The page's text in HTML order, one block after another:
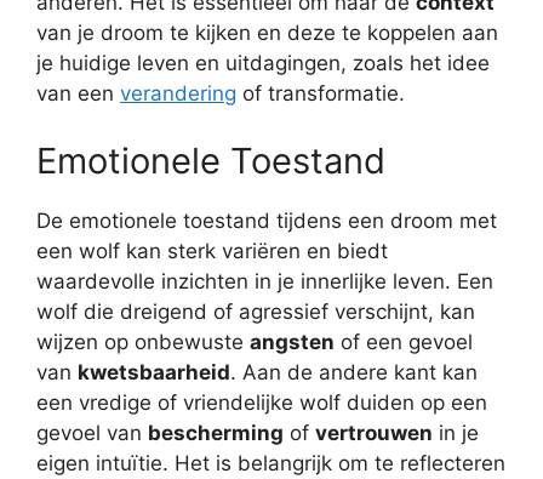
van je droom te kijken en deze te koppelen aan
je huidige leven en uitdagingen, zoals het idee
van een verandering of transformatie.
Emotionele Toestand
De emotionele toestand tijdens een droom met
een wolf kan sterk variëren en biedt
waardevolle inzichten in je innerlijke leven. Een
wolf die dreigend of agressief verschijnt, kan
wijzen op onbewuste angsten of een gevoel
van kwetsbaarheid. Aan de andere kant kan
een vredige of vriendelijke wolf duiden op een
gevoel van bescherming of vertrouwen in je
eigen intuïtie. Het is belangrijk om te reflecteren